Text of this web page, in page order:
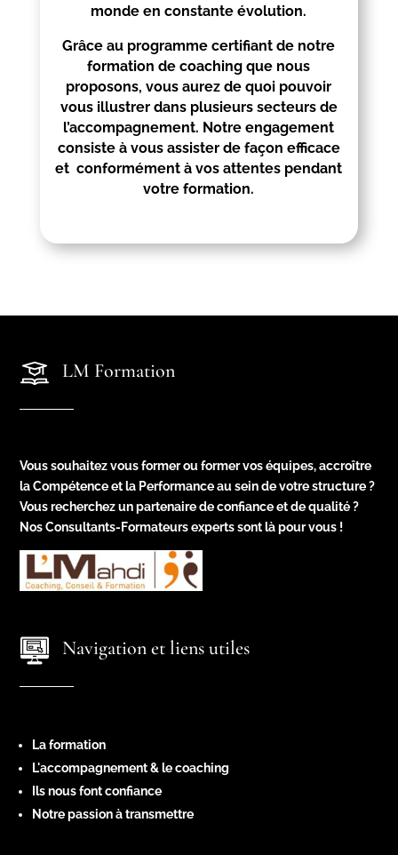
monde en constante évolution.
Grâce au programme certifiant de notre
formation de coaching que nous
proposons, vous aurez de quoi pouvoir
vous illustrer dans plusieurs secteurs de
l’accompagnement. Notre engagement
consiste à vous assister de façon efficace
et conformément à vos attentes pendant
votre formation.
LM Formation
Vous souhaitez vous former ou former vos équipes, accroître
la Compétence et la Performance au sein de votre structure ?
Vous recherchez un partenaire de confiance et de qualité ?
Nos Consultants-Formateurs experts sont là pour vous !
Navigation et liens utiles
La formation
L'accompagnement & le coaching
Ils nous font confiance
Notre passion à transmettre